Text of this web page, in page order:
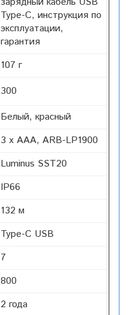
Type-C, инструкция по
эксплуатации,
гарантия
107 г
300
Белый, красный
3 x AAA, ARB-LP1900
Luminus SST20
IP66
132 м
Type-C USB
7
800
2 года